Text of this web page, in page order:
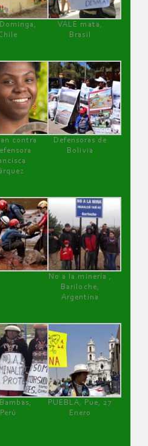
VALE mata,
Brasil
contra
Defensoras de
Bolivia
No a la minería ,
Bariloche,
Argentina
Perú
PUEBLA, Pue, 27
Enero